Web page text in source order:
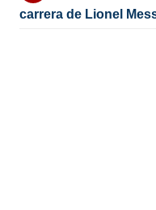
carrera de Lionel